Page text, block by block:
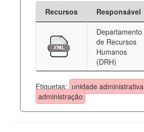
Recursos Responsável
Departamento
de Recursos
Humanos
(DRH)
Etiquetas: unidade administrativa
administração